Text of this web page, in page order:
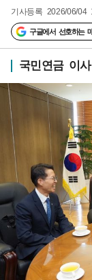
기사등록 2026/06/04
구글에서 선호하는
국민연금 이